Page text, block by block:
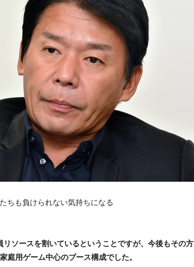
ちも負けられない気持ちになる
ソースを割いているということですが、今後もその方
用ゲーム中心のブース構成でした。